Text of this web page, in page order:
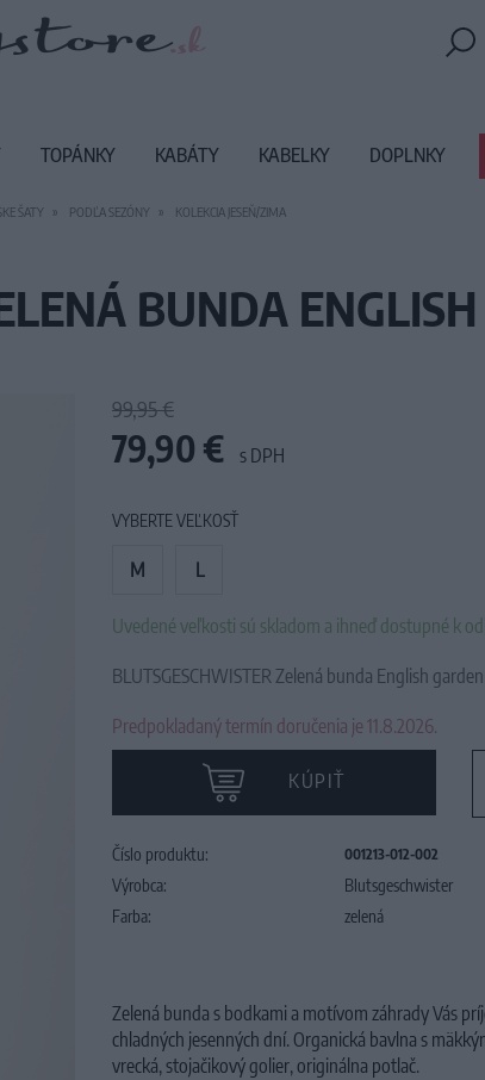
ŠATY PODĽA SEZÓNY KOLEKCIA JESEŇ/ZIMA
BUNDA
99,95 €
79,90 € s DPH
VYBERTE VEĽKOSŤ
M L
Uvedené veľkosti sú skladom a ihneď dostupné k
BLUTSGESCHWISTER Zelená bunda English garden
Predpokladaný termín doručenia je 11.8.2026.
KÚPIŤ
Číslo produktu: 001213-012-002
Výrobca:
Blutsgeschwister
Farba:
zelená
Zelená bunda s bodkami a motívom záhrady Vás
chladných jesenných dní. Organická bavlna s
vrecká, stojačikový golier, originálna potlač.
TOPÁNKY KABÁTY KABELKY DOPLNKY